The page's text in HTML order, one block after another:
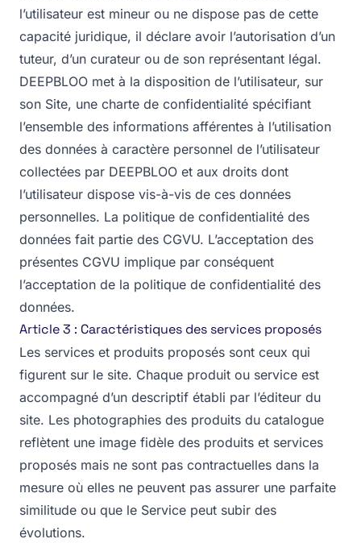
l’utilisateur est mineur ou ne dispose pas de cette
capacité juridique, il déclare avoir l’autorisation d’un
tuteur, d’un curateur ou de son représentant légal.
DEEPBLOO met à la disposition de l’utilisateur, sur
son Site, une charte de confidentialité spécifiant
l’ensemble des informations afférentes à l’utilisation
des données à caractère personnel de l’utilisateur
collectées par DEEPBLOO et aux droits dont
l’utilisateur dispose vis-à-vis de ces données
personnelles. La politique de confidentialité des
données fait partie des CGVU. L’acceptation des
présentes CGVU implique par conséquent
l’acceptation de la politique de confidentialité des
données.
Article 3 : Caractéristiques des services proposés
Les services et produits proposés sont ceux qui
figurent sur le site. Chaque produit ou service est
accompagné d’un descriptif établi par l’éditeur du
site. Les photographies des produits du catalogue
reflètent une image fidèle des produits et services
proposés mais ne sont pas contractuelles dans la
mesure où elles ne peuvent pas assurer une parfaite
similitude ou que le Service peut subir des
évolutions.